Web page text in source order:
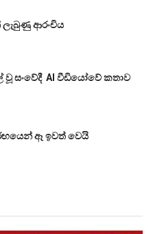
ලැබුණු ආරංචිය
සංවේදී AI වීඩියෝවේ කතාව
ඈ ඉවත් වෙයි